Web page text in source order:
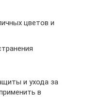
цветов и
и ухода за
в